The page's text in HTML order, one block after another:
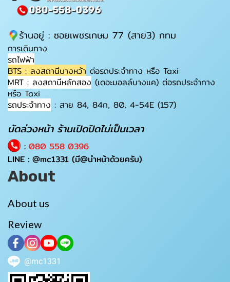
ร้านอยู่ : ซอยเพชรเกษม 77 (สาย3) กทม
การเดินทาง
รถไฟฟ้า
BTS : ลงสถานีบางหว้า ต่อรถประจำทาง หรือ Taxi
MRT : ลงสถานีหลักสอง (เดอะมอลล์บางแค) ต่อรถประจำทาง
หรือ Taxi
รถประจำทาง : สาย 84, 84ก, 80, 4-54E (157)
นัดล่วงหน้า ร้านเปิดปิดไม่เป็นเวลา
: 080 558 0396
LINE : @mc1331 (มี@นำหน้าด้วยครับ)
About
About us
Review
@mc1331